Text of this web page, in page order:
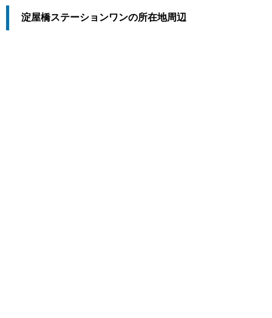
淀屋橋ステーションワンの所在地周辺